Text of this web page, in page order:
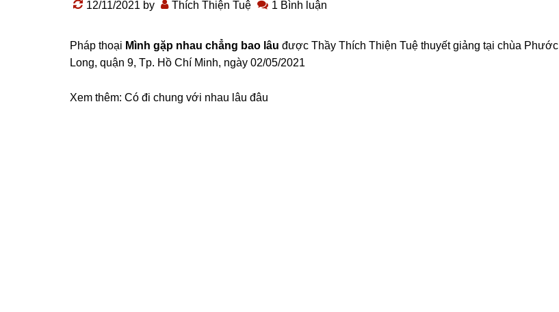
12/11/2021 by Thích Thiện Tuệ 1 Bình luận
Pháp thoại Mình gặp nhau chẳng bao lâu được Thầy Thích Thiện Tuệ thuyết giảng tại chùa Phước
Long, quận 9, Tp. Hồ Chí Minh, ngày 02/05/2021
Xem thêm: Có đi chung với nhau lâu đâu